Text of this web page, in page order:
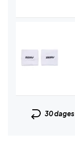
30 dages